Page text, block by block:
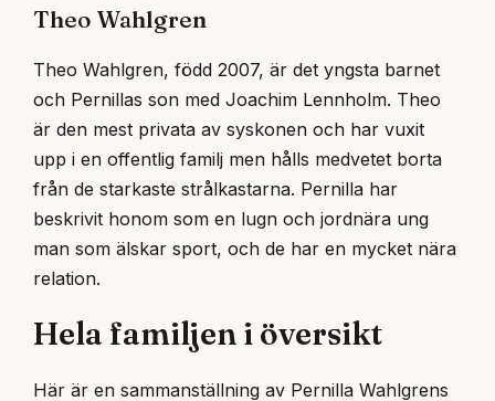
Theo Wahlgren
Theo Wahlgren, född 2007, är det yngsta barnet
och Pernillas son med Joachim Lennholm. Theo
är den mest privata av syskonen och har vuxit
upp i en offentlig familj men hålls medvetet borta
från de starkaste strålkastarna. Pernilla har
beskrivit honom som en lugn och jordnära ung
man som älskar sport, och de har en mycket nära
relation.
Hela familjen i översikt
Här är en sammanställning av Pernilla Wahlgrens